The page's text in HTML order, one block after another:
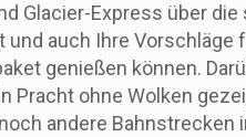
Glacier-Express über die
auch Ihre Vorschläge
genießen können.
Pracht ohne Wolken
andere Bahnstrecken